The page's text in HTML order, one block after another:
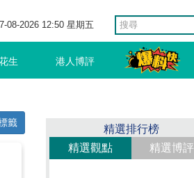
08-2026 12:50 星期五
生 港人博評
籤
精選排行榜
精選觀點
精選博評